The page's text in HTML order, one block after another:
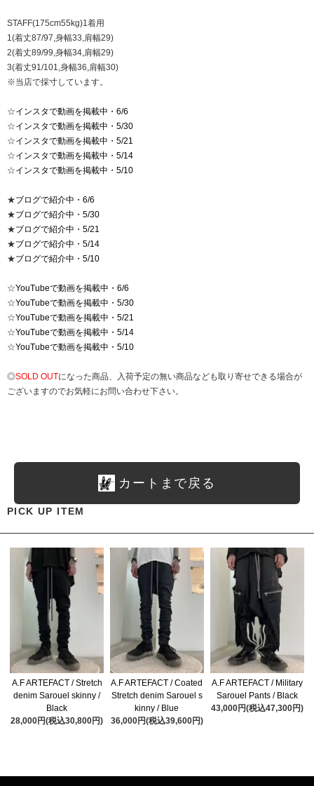
STAFF(175cm55kg)1着用
1(着丈87/97,身幅33,肩幅29)
2(着丈89/99,身幅34,肩幅29)
3(着丈91/101,身幅36,肩幅30)
※当店で採寸しています。
☆インスタで動画を掲載中・6/6
☆インスタで動画を掲載中・5/30
☆インスタで動画を掲載中・5/21
☆インスタで動画を掲載中・5/14
☆インスタで動画を掲載中・5/10
★ブログで紹介中・6/6
★ブログで紹介中・5/30
★ブログで紹介中・5/21
★ブログで紹介中・5/14
★ブログで紹介中・5/10
☆YouTubeで動画を掲載中・6/6
☆YouTubeで動画を掲載中・5/30
☆YouTubeで動画を掲載中・5/21
☆YouTubeで動画を掲載中・5/14
☆YouTubeで動画を掲載中・5/10
◎SOLD OUTになった商品、入荷予定の無い商品なども取り寄せできる場合が
ございますのでお気軽にお問い合わせ下さい。
カートまで戻る
PICK UP ITEM
A.F ARTEFACT / Stretch
denim Sarouel skinny /
Black
28,000円(税込30,800円)
A.F ARTEFACT / Coated
Stretch denim Sarouel s
kinny / Blue
36,000円(税込39,600円)
A.F ARTEFACT / Military
Sarouel Pants / Black
43,000円(税込47,300円)